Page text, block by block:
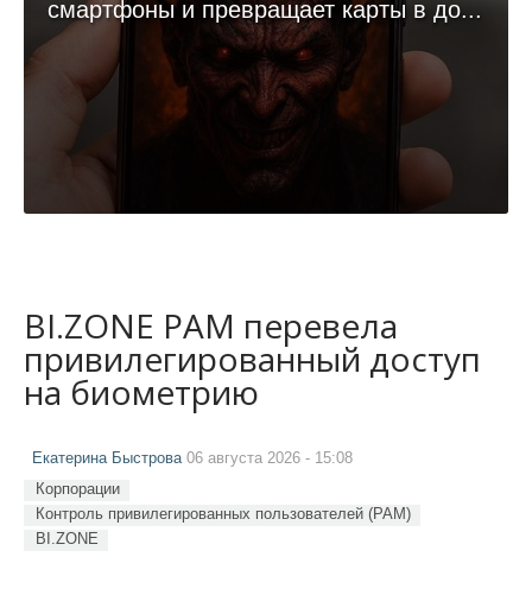
смартфоны и превращает карты в до...
BI.ZONE PAM перевела
привилегированный доступ
на биометрию
Екатерина Быстрова 06 августа 2026 - 15:08
Корпорации
Контроль привилегированных пользователей (PAM)
BI.ZONE